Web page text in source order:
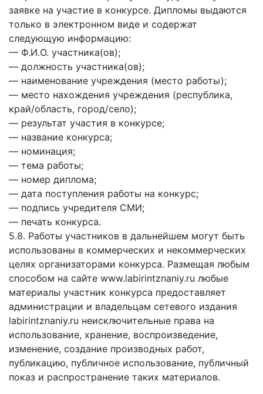
заявке на участие в конкурсе. Дипломы выдаются
только в электронном виде и содержат
следующую информацию:
— Ф.И.О. участника(ов);
— должность участника(ов);
— наименование учреждения (место работы);
— место нахождения учреждения (республика,
край/область, город/село);
— результат участия в конкурсе;
— название конкурса;
— номинация;
— тема работы;
— номер диплома;
— дата поступления работы на конкурс;
— подпись учредителя СМИ;
— печать конкурса.
5.8. Работы участников в дальнейшем могут быть
использованы в коммерческих и некоммерческих
целях организаторами конкурса. Размещая любым
способом на сайте www.labirintznaniy.ru любые
материалы участник конкурса предоставляет
администрации и владельцам сетевого издания
labirintznaniy.ru неисключительные права на
использование, хранение, воспроизведение,
изменение, создание производных работ,
публикацию, публичное использование, публичный
показ и распространение таких материалов.